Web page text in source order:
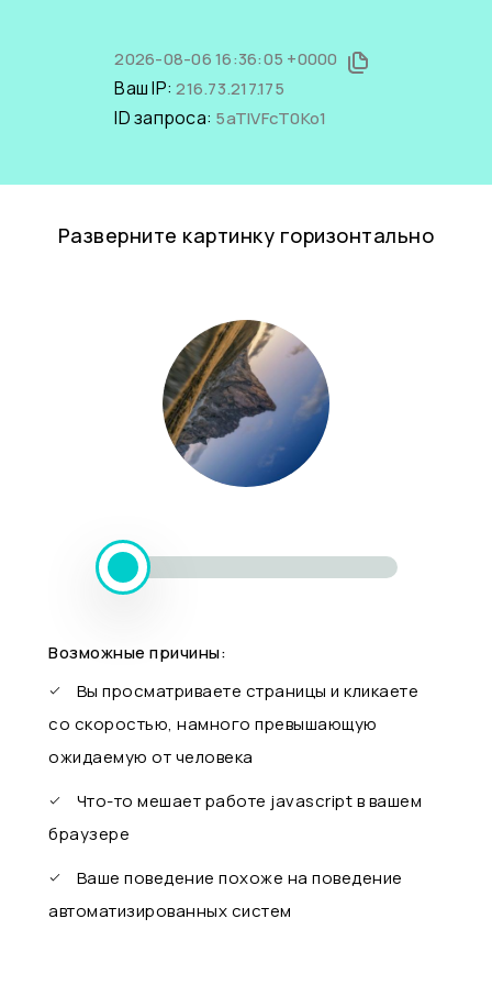
2026-08-06 16:36:05 +0000
Ваш IP:216.73.217.175
ID запроса: 5aTlVFcT0Ko1
Разверните картинку горизонтально
Возможные причины:
Вы просматриваете страницы и кликаете
со скоростью, намного превышающую
ожидаемую от человека
Что-то мешает работе javascript в вашем
браузере
Ваше поведение похоже на поведение
автоматизированных систем